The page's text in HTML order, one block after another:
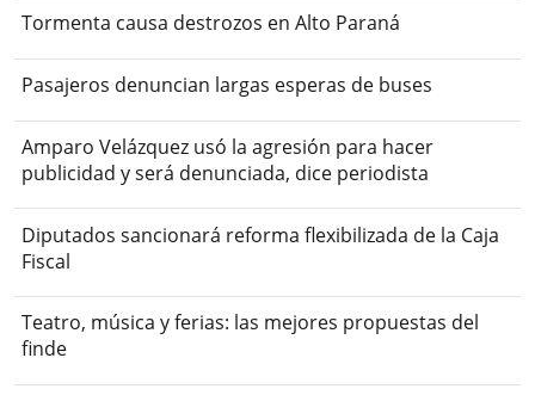
Tormenta causa destrozos en Alto Paraná
Pasajeros denuncian largas esperas de buses
Amparo Velázquez usó la agresión para hacer
publicidad y será denunciada, dice periodista
Diputados sancionará reforma flexibilizada de la Caja
Fiscal
Teatro, música y ferias: las mejores propuestas del
finde